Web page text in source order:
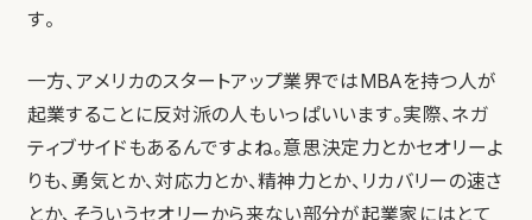
す。
一方、アメリカのスタートアップ業界ではMBAを持つ人が
起業することに反対派の人もいっぱいいます。実際、ネガ
ティブサイドもあるんですよね。意思決定力とかセオリーよ
りも、勇気とか、対応力とか、精神力とか、リカバリーの速さ
とか、そういうセオリーから来ない部分が起業家にはとて